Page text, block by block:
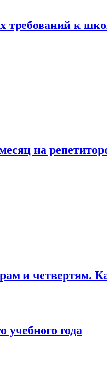
требований к
на
и четвертям.
учебного года